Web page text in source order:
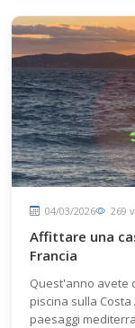
04/03/2026 269
Affittare una
Francia
Quest'anno avete
piscina sulla
paesaggi